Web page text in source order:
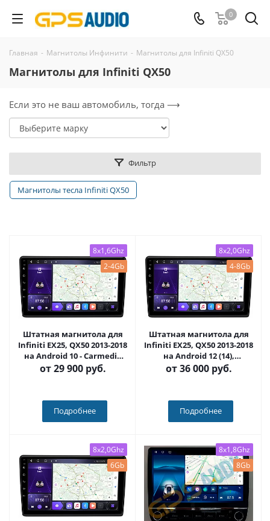
0
Главная - Магнитолы Инфинити - Магнитолы для Infiniti QX50
Магнитолы для Infiniti QX50
Если это не ваш автомобиль, тогда ⟶
Фильтр
Магнитолы тесла Infiniti QX50
8x1,6Ghz
2-4Gb
Штатная магнитола для
Infiniti EX25, QX50 2013-2018
на Android 10 - Carmedia
KP-9250-FW-IJ
от29 900 руб.
Подробнее
8x2,0Ghz
4-8Gb
Штатная магнитола для
Infiniti EX25, QX50 2013-2018
на Android 12 (14),
(QLED/2K) - Carmedia KP-
9250-FW-NPQU
от36 000 руб.
Подробнее
8x2,0Ghz
6Gb
8x1,8Ghz
8Gb